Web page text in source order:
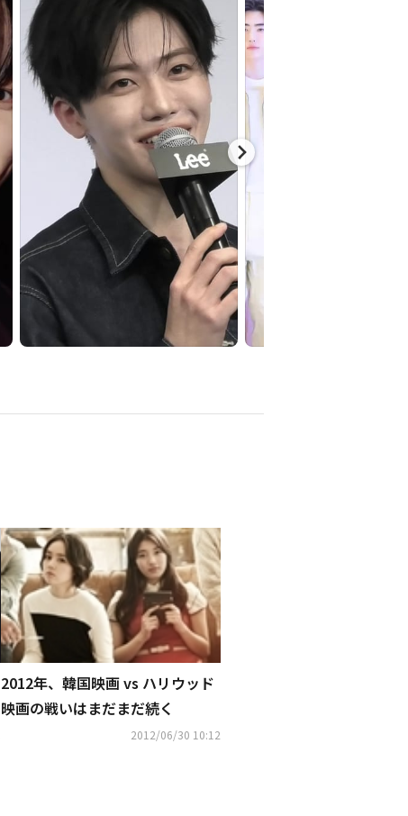
2012年、韓国映画 vs ハリウッド
映画の戦いはまだまだ続く
2012/06/30 10:12